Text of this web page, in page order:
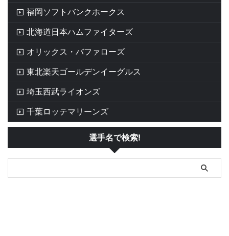
福岡ソフトバンクホークス
北海道日本ハムファイターズ
オリックス・バファローズ
東北楽天ゴールデンイーグルス
埼玉西武ライオンズ
千葉ロッテマリーンズ
選手名で検索!